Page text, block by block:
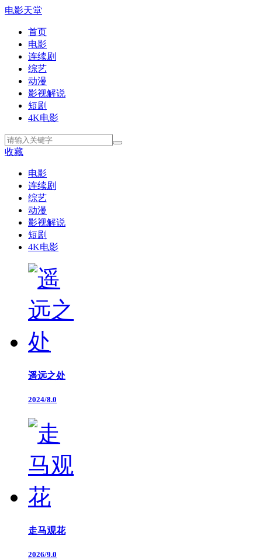
电影天堂
首页
电影
连续剧
综艺
动漫
影视解说
短剧
4K电影
收藏
电影
连续剧
综艺
动漫
影视解说
短剧
4K电影
遥远之处
2024/8.0
走马观花
2026/9.0